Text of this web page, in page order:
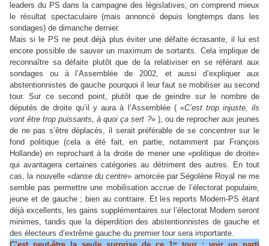
leaders du PS dans la campagne des législatives, on comprend mieux
le résultat spectaculaire (mais annoncé depuis longtemps dans les
sondages) de dimanche dernier.
Mais si le PS ne peut déjà plus éviter une défaite écrasante, il lui est
encore possible de sauver un maximum de sortants. Cela implique de
reconnaître sa défaite plutôt que de la relativiser en se référant aux
sondages ou à l’Assemblée de 2002, et aussi d’expliquer aux
abstentionnistes de gauche pourquoi il leur faut se mobiliser au second
tour. Sur ce second point, plutôt que de geindre sur le nombre de
députés de droite qu’il y aura à l’Assemblée ( «C’est trop injuste, ils
vont être trop puissants, à quoi ça sert ?» ), ou de reprocher aux jeunes
de ne pas s’être déplacés, il serait préférable de se concentrer sur le
fond politique (cela a été fait, en partie, notamment par François
Hollande) en reprochant à la droite de mener une «politique de droite»
qui avantagera certaines catégories au détriment des autres. En tout
cas, la nouvelle «danse du centre» amorcée par Ségolène Royal ne me
semble pas permettre une mobilisation accrue de l’électorat populaire,
jeune et de gauche ; bien au contraire. Et les reports Modem-PS étant
déjà excellents, les gains supplémentaires sur l’électorat Modem seront
minimes, tandis que la déperdition des abstentionnistes de gauche et
des électeurs d’extrême gauche du premier tour sera importante.
er